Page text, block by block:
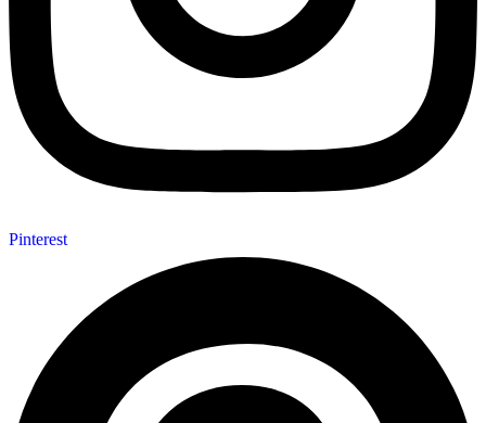
Pinterest